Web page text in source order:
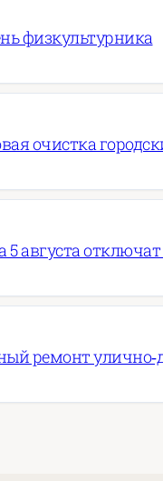
физкультурника
очистка
августа отключат
ремонт